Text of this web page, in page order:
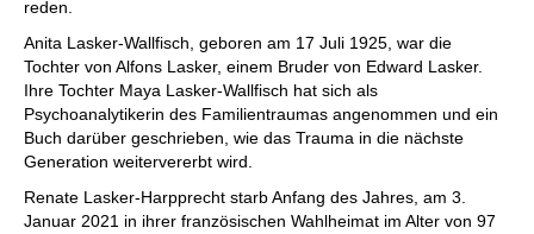
reden.
Anita Lasker-Wallfisch, geboren am 17 Juli 1925, war die
Tochter von Alfons Lasker, einem Bruder von Edward Lasker.
Ihre Tochter Maya Lasker-Wallfisch hat sich als
Psychoanalytikerin des Familientraumas angenommen und ein
Buch darüber geschrieben, wie das Trauma in die nächste
Generation weitervererbt wird.
Renate Lasker-Harpprecht starb Anfang des Jahres, am 3.
Januar 2021 in ihrer französischen Wahlheimat im Alter von 97